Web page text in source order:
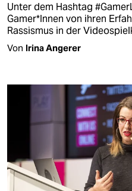
Unter dem Hashtag
Gamer*Innen von ihren
Rassismus in der
Von Irina Angerer